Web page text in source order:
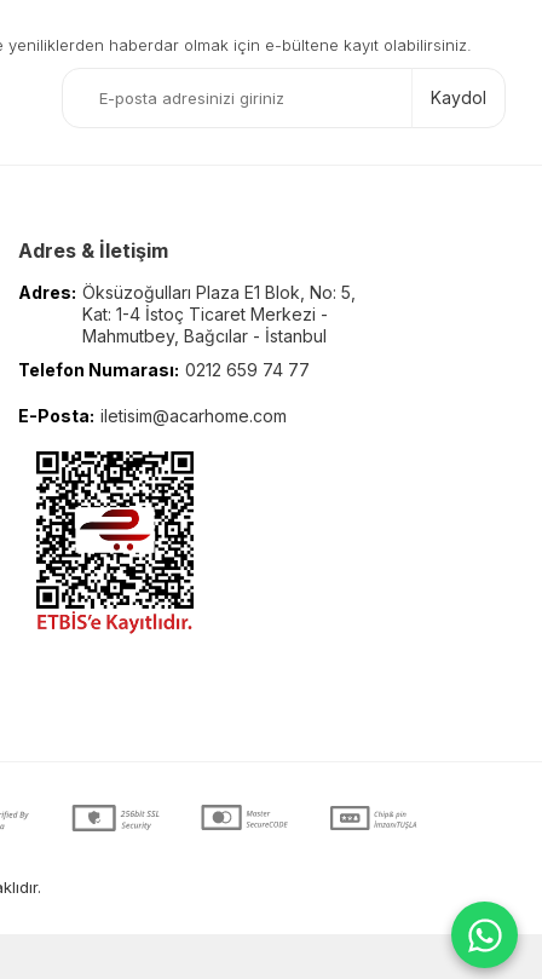
yeniliklerden haberdar olmak için e-bültene kayıt olabilirsiniz.
Kaydol
Adres & İletişim
Adres: Öksüzoğulları Plaza E1 Blok, No: 5,
Kat: 1-4 İstoç Ticaret Merkezi -
Mahmutbey, Bağcılar - İstanbul
Telefon Numarası: 0212 659 74 77
E-Posta: iletisim@acarhome.com